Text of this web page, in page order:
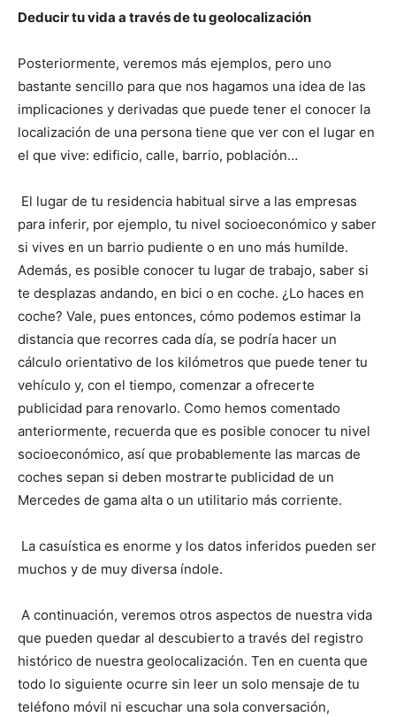
Deducir tu vida a través de tu geolocalización
Posteriormente, veremos más ejemplos, pero uno
bastante sencillo para que nos hagamos una idea de las
implicaciones y derivadas que puede tener el conocer la
localización de una persona tiene que ver con el lugar en
el que vive: edificio, calle, barrio, población…
El lugar de tu residencia habitual sirve a las empresas
para inferir, por ejemplo, tu nivel socioeconómico y saber
si vives en un barrio pudiente o en uno más humilde.
Además, es posible conocer tu lugar de trabajo, saber si
te desplazas andando, en bici o en coche. ¿Lo haces en
coche? Vale, pues entonces, cómo podemos estimar la
distancia que recorres cada día, se podría hacer un
cálculo orientativo de los kilómetros que puede tener tu
vehículo y, con el tiempo, comenzar a ofrecerte
publicidad para renovarlo. Como hemos comentado
anteriormente, recuerda que es posible conocer tu nivel
socioeconómico, así que probablemente las marcas de
coches sepan si deben mostrarte publicidad de un
Mercedes de gama alta o un utilitario más corriente.
La casuística es enorme y los datos inferidos pueden ser
muchos y de muy diversa índole.
A continuación, veremos otros aspectos de nuestra vida
que pueden quedar al descubierto a través del registro
histórico de nuestra geolocalización. Ten en cuenta que
todo lo siguiente ocurre sin leer un solo mensaje de tu
teléfono móvil ni escuchar una sola conversación,